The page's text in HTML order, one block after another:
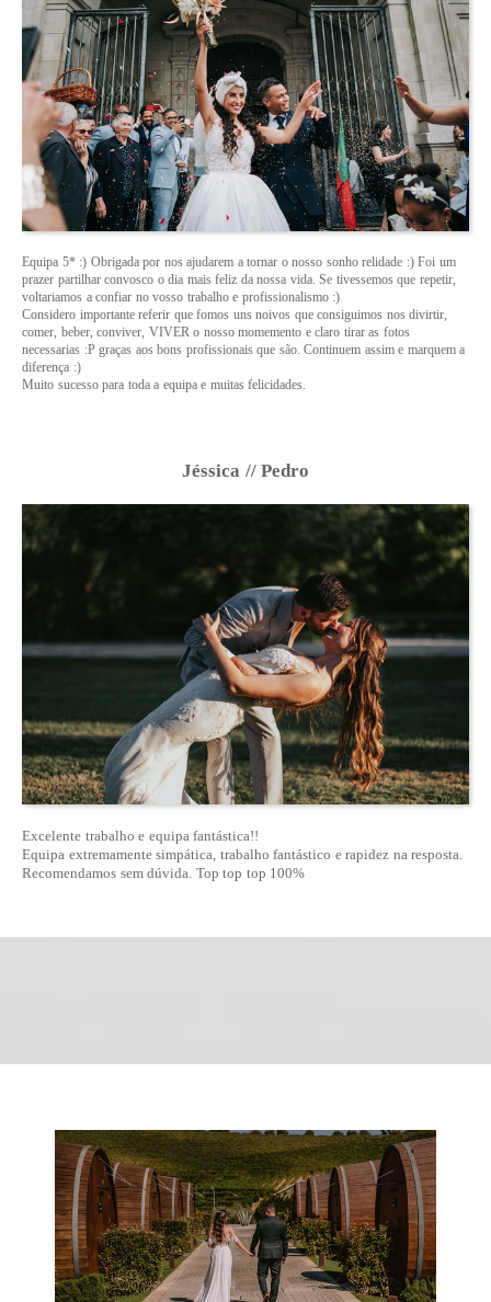
Equipa 5* :) Obrigada por nos ajudarem a tornar o nosso sonho relidade :) Foi um
prazer partilhar convosco o dia mais feliz da nossa vida. Se tivessemos que repetir,
voltariamos a confiar no vosso trabalho e profissionalismo :)
Considero importante referir que fomos uns noivos que consiguimos nos divirtir,
comer, beber, conviver, VIVER o nosso momemento e claro tirar as fotos
necessarias :P graças aos bons profissionais que são. Continuem assim e marquem a
diferença :)
Muito sucesso para toda a equipa e muitas felicidades.
Jéssica // Pedro
Excelente trabalho e equipa fantástica!!
Equipa extremamente simpática, trabalho fantástico e rapidez na resposta.
Recomendamos sem dúvida. Top top top 100%